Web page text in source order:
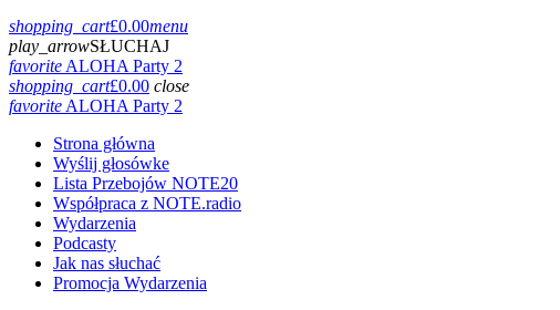
shopping_cart£0.00menu
play_arrowSŁUCHAJ
favoriteALOHA Party 2
shopping_cart£0.00 close
favoriteALOHA Party 2
Strona główna
Wyślij głosówke
Lista Przebojów NOTE20
Współpraca z NOTE.radio
Wydarzenia
Podcasty
Jak nas słuchać
Promocja Wydarzenia